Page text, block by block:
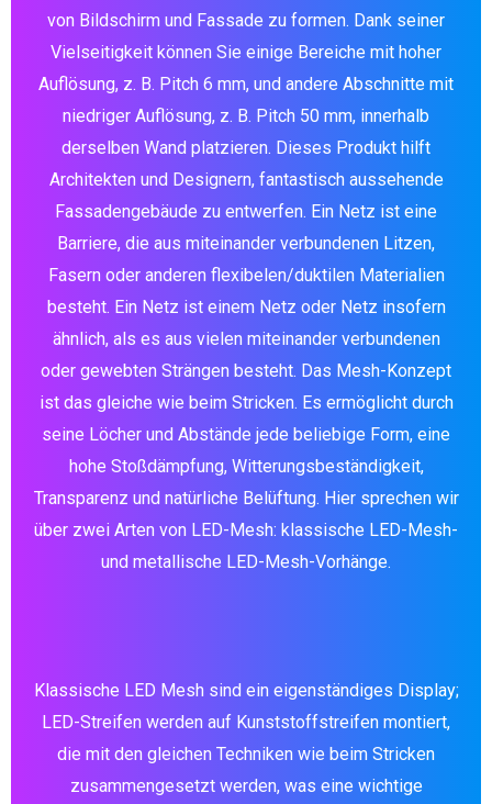
von Bildschirm und Fassade zu formen. Dank seiner
Vielseitigkeit können Sie einige Bereiche mit hoher
Auflösung, z. B. Pitch 6 mm, und andere Abschnitte mit
niedriger Auflösung, z. B. Pitch 50 mm, innerhalb
derselben Wand platzieren. Dieses Produkt hilft
Architekten und Designern, fantastisch aussehende
Fassadengebäude zu entwerfen. Ein Netz ist eine
Barriere, die aus miteinander verbundenen Litzen,
Fasern oder anderen flexibelen/duktilen Materialien
besteht. Ein Netz ist einem Netz oder Netz insofern
ähnlich, als es aus vielen miteinander verbundenen
oder gewebten Strängen besteht. Das Mesh-Konzept
ist das gleiche wie beim Stricken. Es ermöglicht durch
seine Löcher und Abstände jede beliebige Form, eine
hohe Stoßdämpfung, Witterungsbeständigkeit,
Transparenz und natürliche Belüftung. Hier sprechen wir
über zwei Arten von LED-Mesh: klassische LED-Mesh-
und metallische LED-Mesh-Vorhänge.
Klassische LED Mesh sind ein eigenständiges Display;
LED-Streifen werden auf Kunststoffstreifen montiert,
die mit den gleichen Techniken wie beim Stricken
zusammengesetzt werden, was eine wichtige